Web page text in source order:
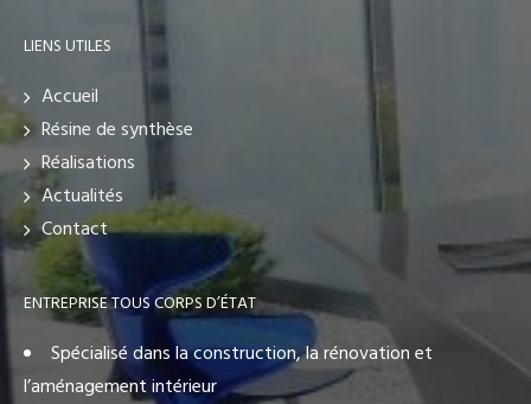
LIENS UTILES
Accueil
Résine de synthèse
Réalisations
Actualités
Contact
ENTREPRISE TOUS CORPS D’ÉTAT
Spécialisé dans la construction, la rénovation et
l’aménagement intérieur